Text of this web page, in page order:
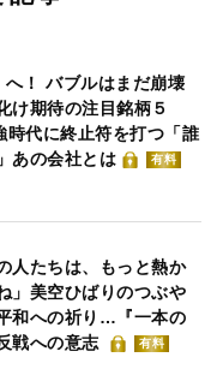
！ バブルはまだ崩壊
け期待の注目銘柄５
時代に終止符を打つ「誰
あの会社とは
有料
人たちは、もっと熱か
」美空ひばりのつぶや
和への祈り…『一本の
戦への意志
有料